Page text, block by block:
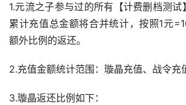
1.元流之子参与过的所有【计费删档测试
累计充值总金额将合并统计，按照1元
额外比例的返还。
2.充值金额统计范围：璇晶充值、战令充
3.璇晶返还比例如下：